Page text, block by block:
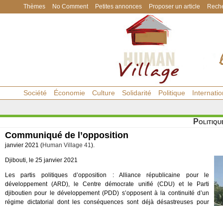
Thèmes No Comment Petites annonces Proposer un article
Société Économie Culture Solidarité Politique
Communiqué de l’opposition
janvier 2021 (Human Village 41).
Djibouti, le 25 janvier 2021
Les partis politiques d’opposition : Alliance républicaine pour le
développement (ARD), le Centre démocrate unifié (CDU) et le Parti
djiboutien pour le développement (PDD) s’opposent à la continuité d’un
régime dictatorial dont les conséquences sont déjà désastreuses pour